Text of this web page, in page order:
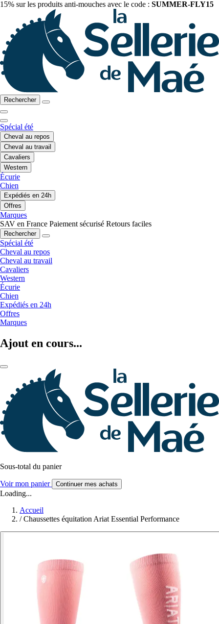
15% sur les produits anti-mouches avec le code : SUMMER-FLY15
Rechercher
Spécial été
Cheval au repos
Cheval au travail
Cavaliers
Western
Écurie
Chien
Expédiés en 24h
Offres
Marques
SAV en France Paiement sécurisé Retours faciles
Rechercher
Spécial été
Cheval au repos
Cheval au travail
Cavaliers
Western
Écurie
Chien
Expédiés en 24h
Offres
Marques
Ajout en cours...
Sous-total du panier
Voir mon panier Continuer mes achats
Loading...
Accueil
/ Chaussettes équitation Ariat Essential Performance